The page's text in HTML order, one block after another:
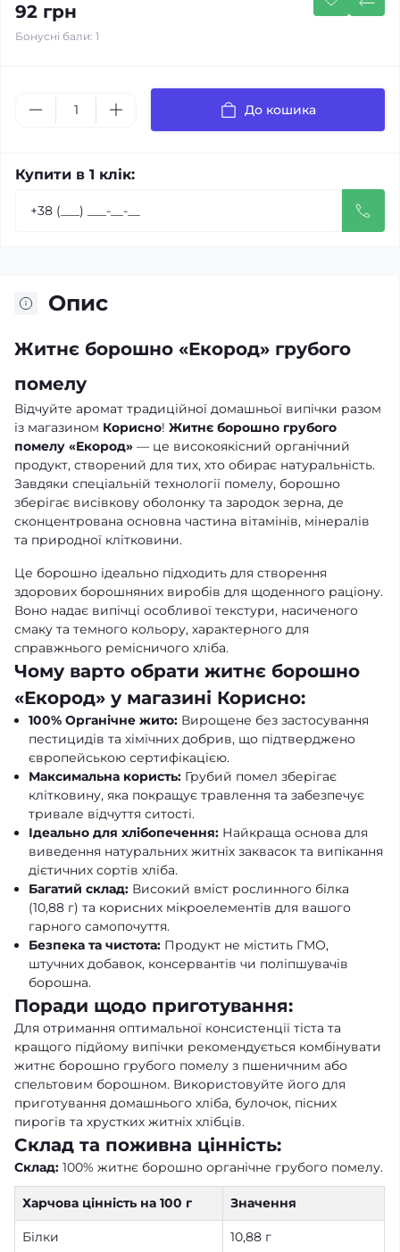
92 грн
Бонусні бали: 1
До кошика
Купити в 1 клік:
Опис
Житнє борошно «Екород» грубого
помелу
Відчуйте аромат традиційної домашньої випічки разом
із магазином Корисно! Житнє борошно грубого
помелу «Екород» — це високоякісний органічний
продукт, створений для тих, хто обирає натуральність.
Завдяки спеціальній технології помелу, борошно
зберігає висівкову оболонку та зародок зерна, де
сконцентрована основна частина вітамінів, мінералів
та природної клітковини.
Це борошно ідеально підходить для створення
здорових борошняних виробів для щоденного раціону.
Воно надає випічці особливої текстури, насиченого
смаку та темного кольору, характерного для
справжнього ремісничого хліба.
Чому варто обрати житнє борошно
«Екород» у магазині Корисно:
100% Органічне жито: Вирощене без застосування
пестицидів та хімічних добрив, що підтверджено
європейською сертифікацією.
Максимальна користь: Грубий помел зберігає
клітковину, яка покращує травлення та забезпечує
тривале відчуття ситості.
Ідеально для хлібопечення: Найкраща основа для
виведення натуральних житніх заквасок та випікання
дієтичних сортів хліба.
Багатий склад: Високий вміст рослинного білка
(10,88 г) та корисних мікроелементів для вашого
гарного самопочуття.
Безпека та чистота: Продукт не містить ГМО,
штучних добавок, консервантів чи поліпшувачів
борошна.
Поради щодо приготування:
Для отримання оптимальної консистенції тіста та
кращого підйому випічки рекомендується комбінувати
житнє борошно грубого помелу з пшеничним або
спельтовим борошном. Використовуйте його для
приготування домашнього хліба, булочок, пісних
пирогів та хрустких житніх хлібців.
Склад та поживна цінність:
Склад: 100% житнє борошно органічне грубого помелу.
Харчова цінність на 100 г Значення
Білки 10,88 г